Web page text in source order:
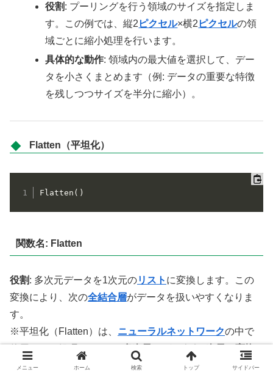
役割: プーリングを行う領域のサイズを指定しま
す。この例では、縦2 ピクセル×横2 ピクセルの領
域ごとに縮小処理を行います。
具体的な動作: 領域内の最大値を選択して、デー
タを小さくまとめます（例: データの重要な特徴
を残しつつサイズを半分に縮小）。
Flatten（平坦化）
Flatten ( )
関数名: Flatten
役割: 多次元データを1次元のリスト に変換します。この
変換により、次の全結合層がデータを扱いやすくなりま
す。
※平坦化（Flatten）は、 ニューラルネットワークの中で
多次元のデータを1次元に変換
することを指します。この処理は、 畳み込み層 プーリン
メニュー ホーム 検索 トップ サイドバー